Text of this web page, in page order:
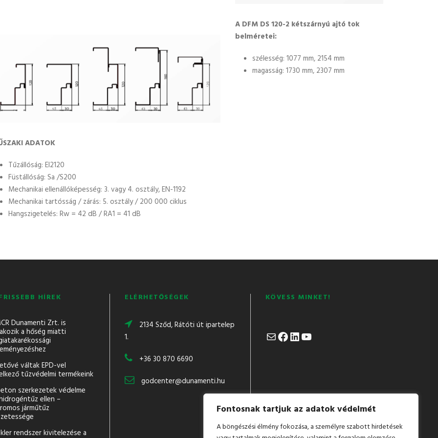
Fontosnak tartjuk az adatok védelmét
A böngészési élmény fokozása, a személyre szabott hirdetések
ADATOK
Tűzállóság: EI2120
Füstállóság: Sa /S200
Mechanikai ellenállóképesség: 3. vagy 4. osztály, EN-1192
Mechanikai tartósság / zárás: 5. osztály / 200 000 ciklus
Hangszigetelés: Rw = 42 dB / RA1 = 41 dB
A DFM DS 120-2 kétszárnyú ajtó tok
belméretei:
szélesség: 1077 mm, 2154 mm
magasság: 1730 mm, 2307 mm
HÍREK
Dunamenti Zrt. is
a hőség miatti
váltak EPD-vel
tűzvédelmi termékeink
szerkezetek védelme
ellen –
járműtűz
rendszer kivitelezése a
ELÉRHETŐSÉGEK
2134 Sződ, Rátóti út ipartelep
1.
+36 30 870 6690
godcenter@dunamenti.hu
KÖVESS MINKET!
Mail Facebook LinkedIn YouTube